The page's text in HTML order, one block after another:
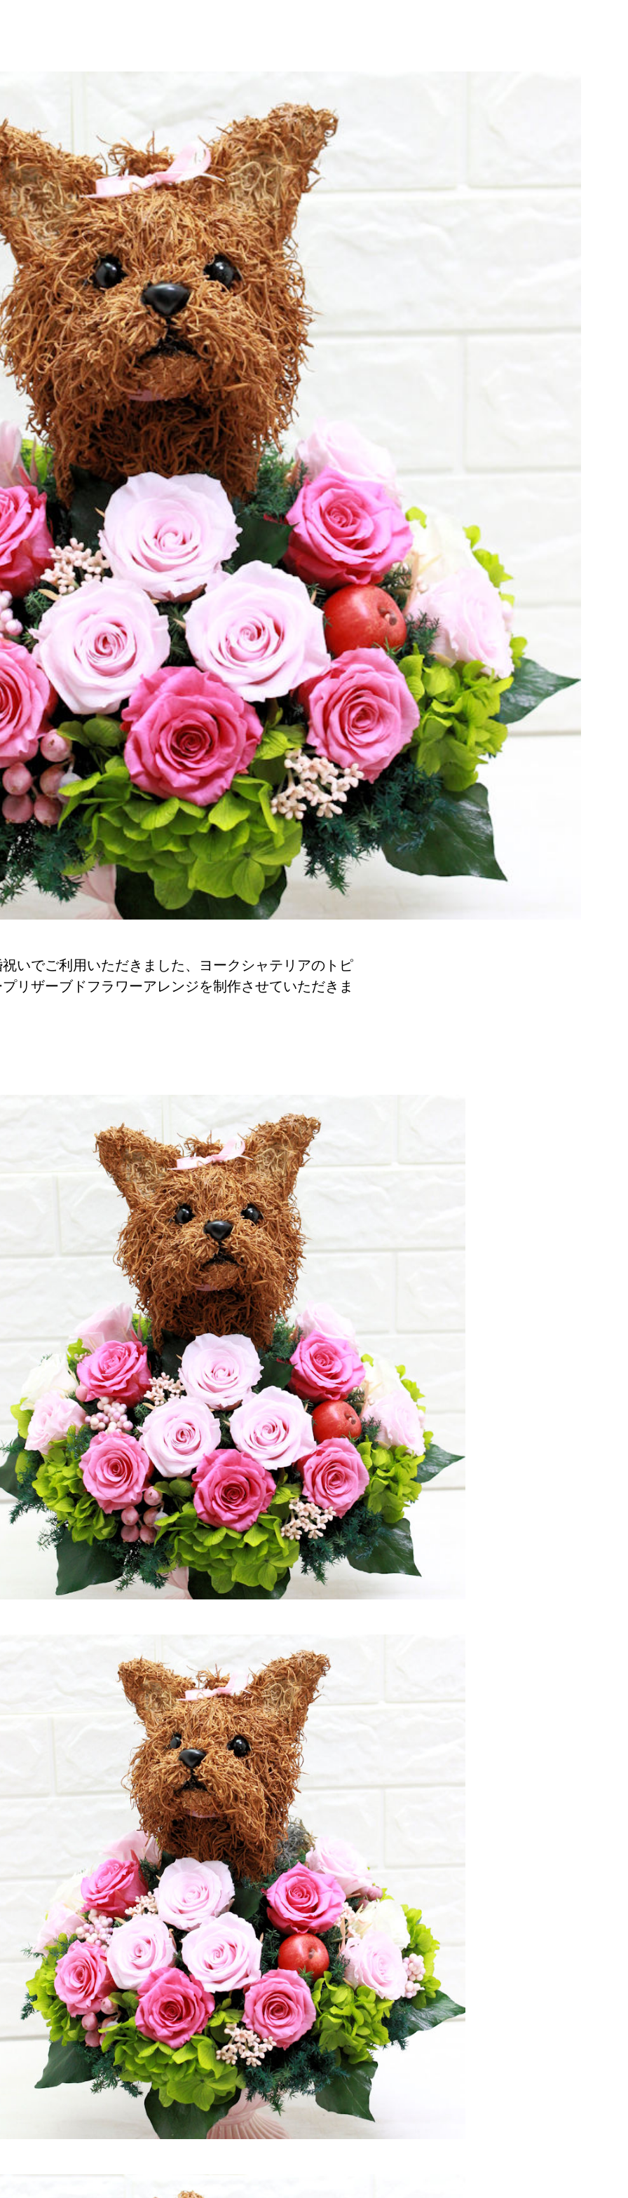
いでご利用いただきました、ヨークシャテリアのトピ
リザーブドフラワーアレンジを制作させていただきま